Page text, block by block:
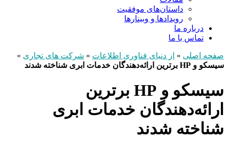
داستان‌های موفقیت
رویدادها و وبینارها
درباره ما
تماس با ما
صفحه اصلی » از دنیای فناوری اطلاعات » شرکت های تجاری »
سیسکو و HP برترین ارائه‌دهندگان خدمات ابری شناخته شدند
سیسکو و HP برترین
ارائه‌دهندگان خدمات ابری
شناخته شدند